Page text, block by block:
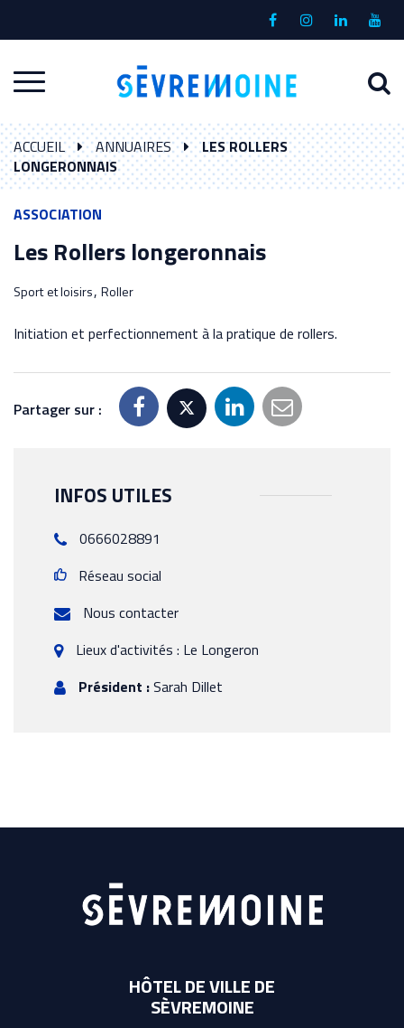
Lien
compte
Lien
Lien
compte
Lien
la
Aller
à
la
navigation
à
ACCUEIL ANNUAIRES
LES ROLLERS
LONGERONNAIS
ASSOCIATION
Les Rollers longeronnais
Sport et loisirs, Roller
Initiation et perfectionnement à la pratique de rollers.
Partager sur :
INFOS UTILES
0666028891
Réseau social
Nous contacter
Lieux d'activités : Le Longeron
Président :Sarah Dillet
HÔTEL DE VILLE DE
SÈVREMOINE